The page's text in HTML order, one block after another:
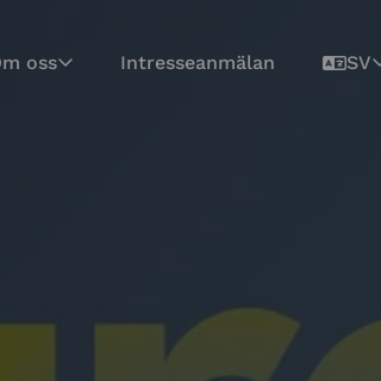
oss Intresseanmälan SV